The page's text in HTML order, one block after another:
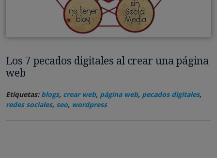
Los 7 pecados digitales al crear una página
web
Etiquetas: blogs, crear web, página web, pecados digitales,
redes sociales, seo, wordpress